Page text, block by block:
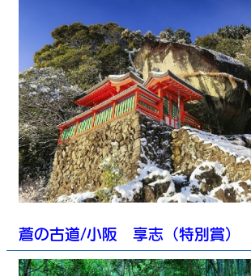
蒼の古道/小阪 享志（特別賞）